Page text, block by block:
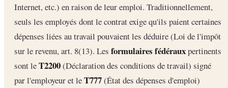
Internet, etc.) en raison de leur emploi. Traditionnellement,
seuls les employés dont le contrat exige qu'ils paient certaines
dépenses liées au travail pouvaient les déduire (Loi de l'impôt
sur le revenu, art. 8(13). Les formulaires fédérauxpertinents
sont leT2200(Déclaration des conditions de travail) signé
par l'employeur et leT777(État des dépenses d'emploi)